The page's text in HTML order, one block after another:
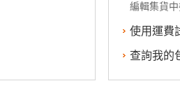
編輯集貨
使用運費
查詢我的